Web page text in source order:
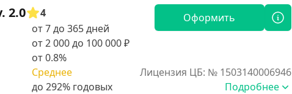
2.0
4
от 7 до 365 дней
от 2 000 до 100 000 ₽
от 0.8%
Среднее
Оформить
Лицензия ЦБ: № 1503140006946
Подробнее